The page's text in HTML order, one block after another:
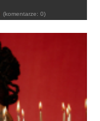
(komentarze: 0)